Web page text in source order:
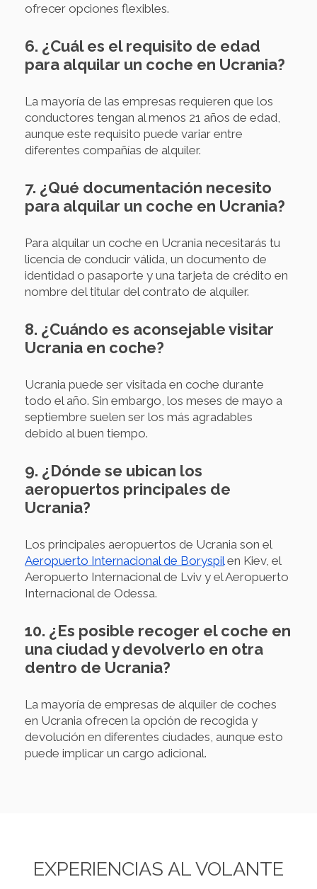
ofrecer opciones flexibles.
6. ¿Cuál es el requisito de edad
para alquilar un coche en Ucrania?
La mayoría de las empresas requieren que los
conductores tengan al menos 21 años de edad,
aunque este requisito puede variar entre
diferentes compañías de alquiler.
7. ¿Qué documentación necesito
para alquilar un coche en Ucrania?
Para alquilar un coche en Ucrania necesitarás tu
licencia de conducir válida, un documento de
identidad o pasaporte y una tarjeta de crédito en
nombre del titular del contrato de alquiler.
8. ¿Cuándo es aconsejable visitar
Ucrania en coche?
Ucrania puede ser visitada en coche durante
todo el año. Sin embargo, los meses de mayo a
septiembre suelen ser los más agradables
debido al buen tiempo.
9. ¿Dónde se ubican los
aeropuertos principales de
Ucrania?
Los principales aeropuertos de Ucrania son el
Aeropuerto Internacional de Boryspilen Kiev, el
Aeropuerto Internacional de Lviv y el Aeropuerto
Internacional de Odessa.
10. ¿Es posible recoger el coche en
una ciudad y devolverlo en otra
dentro de Ucrania?
La mayoría de empresas de alquiler de coches
en Ucrania ofrecen la opción de recogida y
devolución en diferentes ciudades, aunque esto
puede implicar un cargo adicional.
EXPERIENCIAS AL VOLANTE